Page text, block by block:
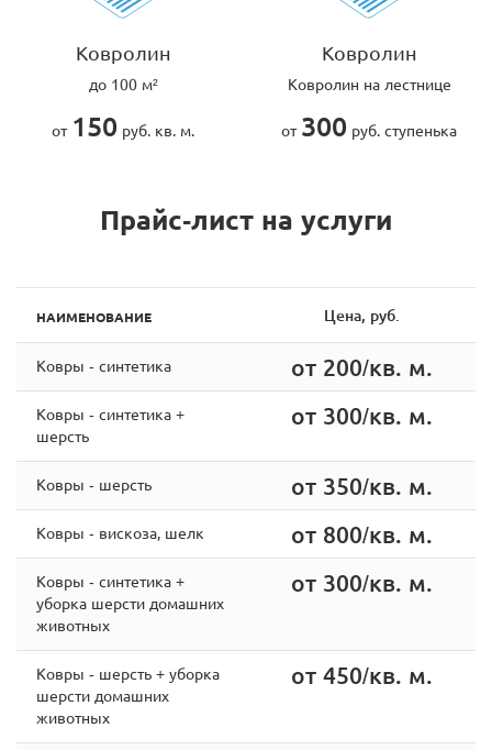
Ковролин
до 100 м²
от 150 руб. кв. м.
Ковролин
Ковролин на лестнице
от 300 руб. ступенька
Прайс-лист на услуги
НАИМЕНОВАНИЕ Цена, руб.
Ковры - синтетика от 200/кв. м.
Ковры - синтетика +
шерсть
от 300/кв. м.
Ковры - шерсть от 350/кв. м.
Ковры - вискоза, шелк от 800/кв. м.
Ковры - cинтетика +
уборка шерсти домашних
животных
от 300/кв. м.
Ковры - шерсть + уборка
шерсти домашних
животных
от 450/кв. м.